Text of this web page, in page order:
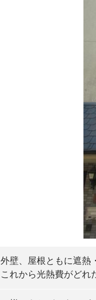
外壁、屋根ともに遮熱
これから光熱費がどれ